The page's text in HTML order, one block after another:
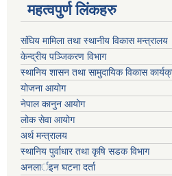
महत्वपुर्ण लिंकहरु
संघिय मामिला तथा स्थानीय विकास मन्त्रालय
केन्द्रीय पञ्जिकरण विभाग
स्थानिय शासन तथा सामुदायिक विकास
योजना आयोग
नेपाल कानुन आयोग
लोक सेवा आयोग
अर्थ मन्त्रालय
स्थानिय पुर्वाधार तथा कृषि सडक विभाग
अनलार्इन घटना दर्ता